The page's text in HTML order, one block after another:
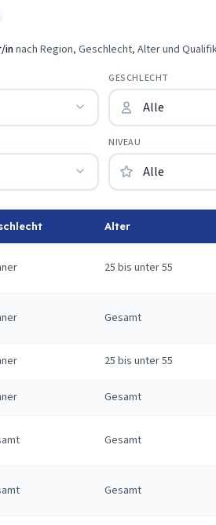
innach Region, Geschlecht, Alter und
GESCHLECHT
NIVEAU
Alter
25 bis unter 55
Gesamt
25 bis unter 55
Gesamt
Gesamt
Gesamt